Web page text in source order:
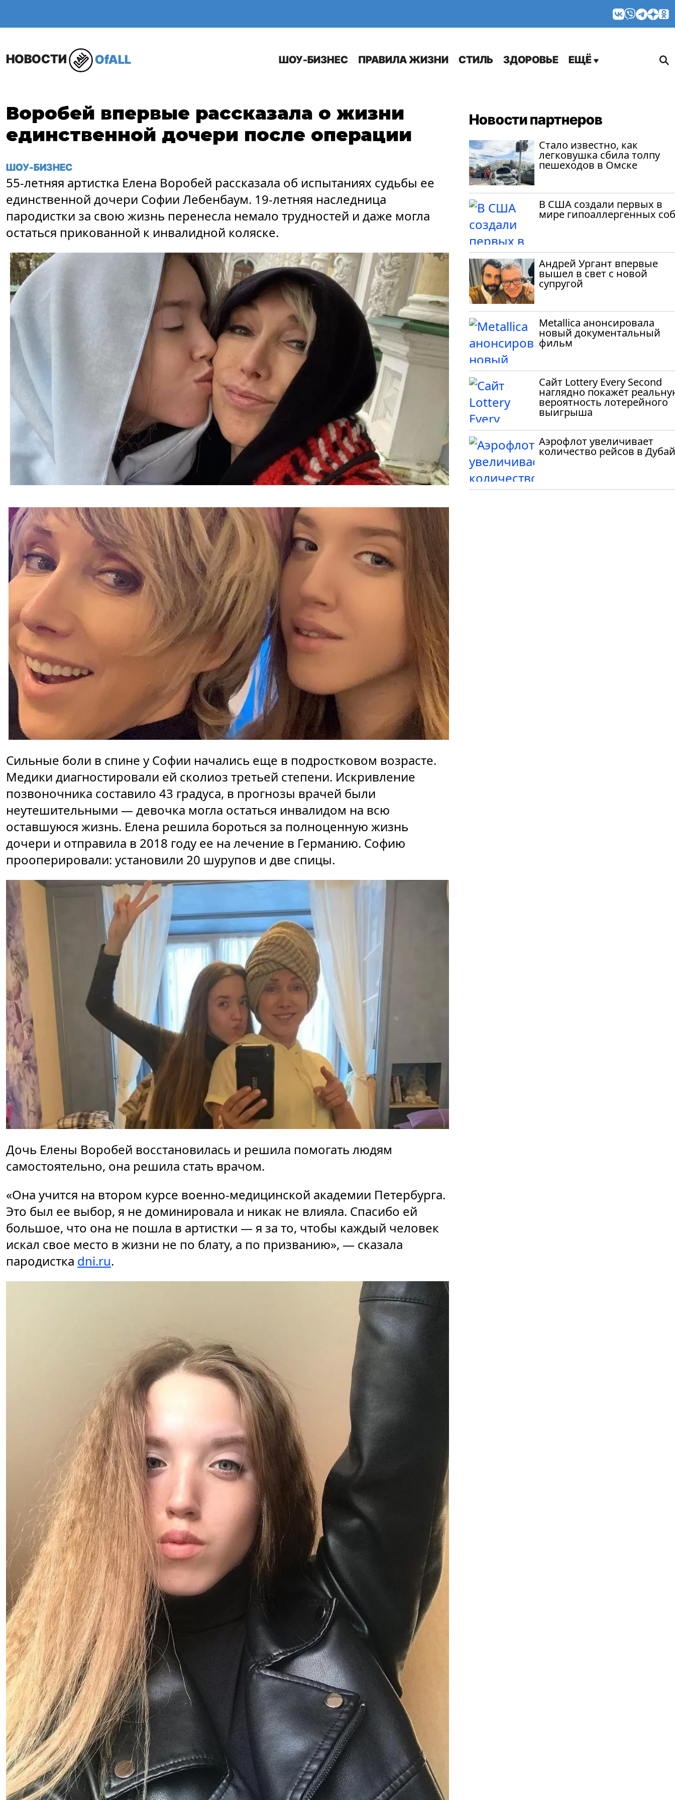
НОВОСТИ OfALL ШОУ-БИЗНЕС ПРАВИЛА ЖИЗНИ СТИЛЬ ЗДОРОВЬЕ ЕЩЁ
Воробей впервые рассказала о жизни
единственной дочери после операции
ШОУ-БИЗНЕС
55-летняя артистка Елена Воробей рассказала об испытаниях судьбы ее
единственной дочери Софии Лебенбаум. 19-летняя наследница
пародистки за свою жизнь перенесла немало трудностей и даже могла
остаться прикованной к инвалидной коляске.
Сильные боли в спине у Софии начались еще в подростковом возрасте.
Медики диагностировали ей сколиоз третьей степени. Искривление
позвоночника составило 43 градуса, в прогнозы врачей были
неутешительными — девочка могла остаться инвалидом на всю
оставшуюся жизнь. Елена решила бороться за полноценную жизнь
дочери и отправила в 2018 году ее на лечение в Германию. Софию
прооперировали: установили 20 шурупов и две спицы.
Дочь Елены Воробей восстановилась и решила помогать людям
самостоятельно, она решила стать врачом.
«Она учится на втором курсе военно-медицинской академии Петербурга.
Это был ее выбор, я не доминировала и никак не влияла. Спасибо ей
большое, что она не пошла в артистки — я за то, чтобы каждый человек
искал свое место в жизни не по блату, а по призванию», — сказала
пародистка dni.ru.
Новости партнеров
Стало известно, как
легковушка сбила толпу
пешеходов в Омске
В США создали первых в
мире гипоаллергенных
Андрей Ургант впервые
вышел в свет с новой
супругой
Metallica анонсировала
новый документальный
фильм
Сайт Lottery Every Second
наглядно покажет
вероятность лотерейного
выигрыша
Аэрофлот увеличивает
количество рейсов в Дубай